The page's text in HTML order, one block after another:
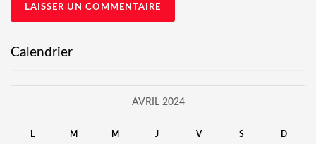
Calendrier
AVRIL 2024
L M M J V S D